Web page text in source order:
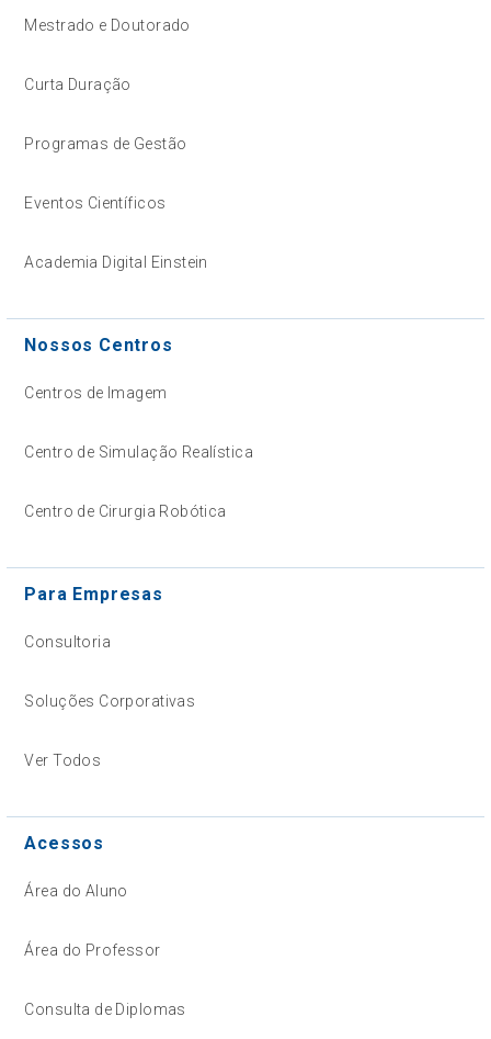
Mestrado e Doutorado
Curta Duração
Programas de Gestão
Eventos Científicos
Academia Digital Einstein
Nossos Centros
Centros de Imagem
Centro de Simulação Realística
Centro de Cirurgia Robótica
Para Empresas
Consultoria
Soluções Corporativas
Ver Todos
Acessos
Área do Aluno
Área do Professor
Consulta de Diplomas